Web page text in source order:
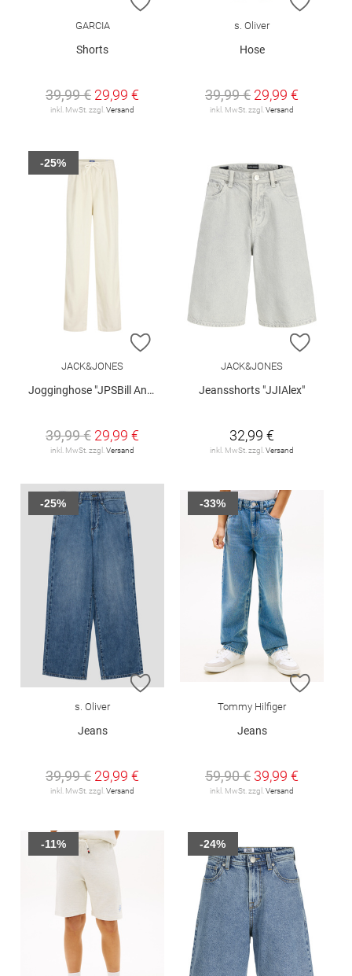
GARCIA
Shorts
39,99 € 29,99 €
inkl. MwSt. zzgl. Versand
s. Oliver
Hose
39,99 € 29,99 €
inkl. MwSt. zzgl. Versand
ZUR WUNSCHLISTE HINZUFÜGEN
JACK&JONES
Jogginghose "JPSBill Andros"
39,99 € 29,99 €
inkl. MwSt. zzgl. Versand
-25%
ZUR
JACK&JONES
Jeansshorts "JJIAlex"
32,99 €
inkl. MwSt. zzgl. Versand
ZUR WUNSCHLISTE HINZUFÜGEN
s. Oliver
Jeans
39,99 € 29,99 €
inkl. MwSt. zzgl. Versand
-25%
ZUR
Tommy Hilfiger
Jeans
59,90 € 39,99 €
inkl. MwSt. zzgl. Versand
-33%
-11% -24%